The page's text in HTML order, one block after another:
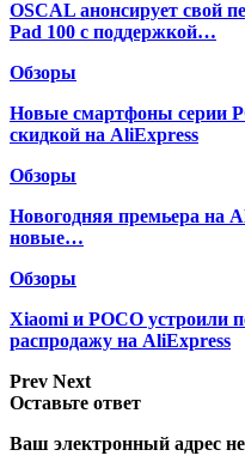
OSCAL анонсирует свой
Pad 100 с поддержкой…
Обзоры
Новые смартфоны серии
скидкой на AliExpress
Обзоры
Новогодняя премьера на
новые…
Обзоры
Xiaomi и POCO устроили
распродажу на AliExpress
Prev Next
Оставьте ответ
Ваш электронный адрес